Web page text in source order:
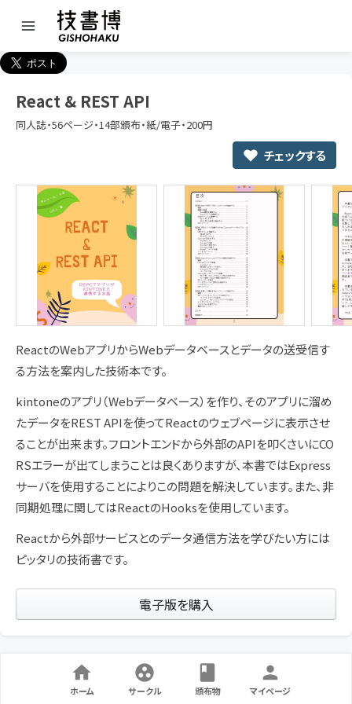
React & REST API
同人誌・56ページ・14部頒布・紙/電子・200円
チェックする
ReactのWebアプリからWebデータベースとデータの送受信す
る方法を案内した技術本です。
kintoneのアプリ（Webデータベース）を作り、そのアプリに溜め
たデータをREST APIを使ってReactのウェブページに表示させ
ることが出来ます。フロントエンドから外部のAPIを叩くさいにCO
RSエラーが出てしまうことは良くありますが、本書ではExpress
サーバを使用することによりこの問題を解決しています。また、非
同期処理に関してはReactのHooksを使用しています。
Reactから外部サービスとのデータ通信方法を学びたい方には
ピッタリの技術書です。
電子版を購入
ホーム サークル 頒布物 マイページ